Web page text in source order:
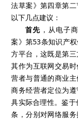
法草案》第四章第
以下几点建议：
首先 ，从电子
案》第53条知识产
方平台，这既是第
其作为互联网交易
营者与普通的商业
商务经营者定位为
具实际合理性。鉴
条，分别对网络服